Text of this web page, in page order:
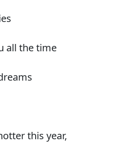
all the time
this year,